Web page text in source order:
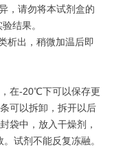
请勿将本试剂盒的
结果。
出，稍微加温后即
在-20℃下可以保存更
可以拆卸，拆开以后
袋中，放入干燥剂，
试剂不能反复冻融。